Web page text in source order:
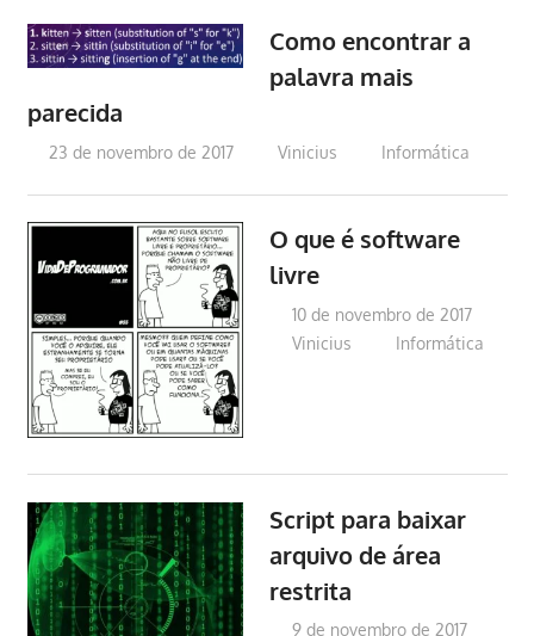
Como encontrar a
palavra mais
parecida
23 de novembro de 2017 Vinicius Informática
O que é software
livre
10 de novembro de 2017
Vinicius
Informática
Script para baixar
arquivo de área
restrita
9 de novembro de 2017